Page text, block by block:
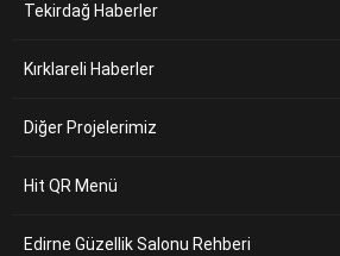
Tekirdağ Haberler
Kırklareli Haberler
Diğer Projelerimiz
Hit QR Menü
Edirne Güzellik Salonu Rehberi